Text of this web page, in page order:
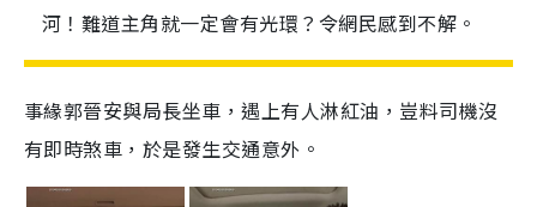
河！難道主角就一定會有光環？令網民感到不解。
事緣郭晉安與局長坐車，遇上有人淋紅油，豈料司機沒
有即時煞車，於是發生交通意外。